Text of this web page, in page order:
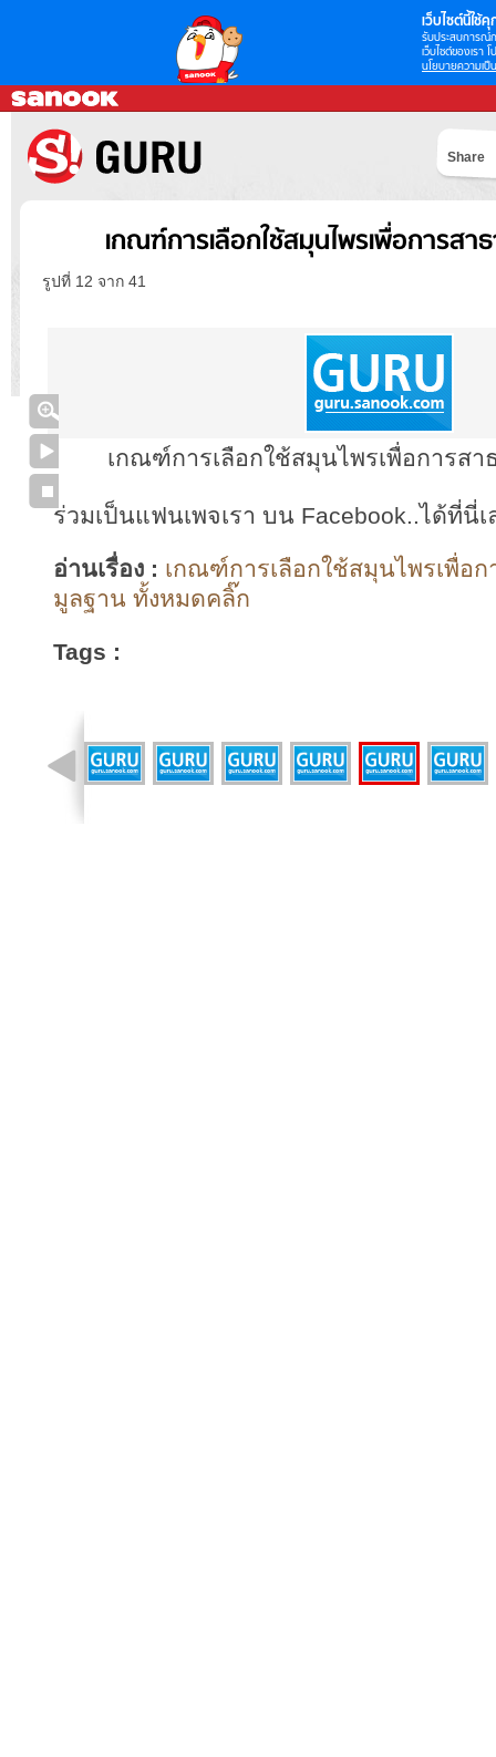
เว็บไซต์นี้ใช้คุ
รับประสบการณ์
เว็บไซต์ของเรา
นโยบายความเป็
Share
เกณฑ์การเลือกใช้สมุนไพรเพื่อการส
รูปที่ 12 จาก 41
เกณฑ์การเลือกใช้สมุนไพรเพื่อการส
ร่วมเป็นแฟนเพจเรา บน Facebook..ได้ที่นี่เ
อ่านเรื่อง : เกณฑ์การเลือกใช้สมุนไพรเพื่อ
มูลฐาน ทั้งหมดคลิ๊ก
Tags :